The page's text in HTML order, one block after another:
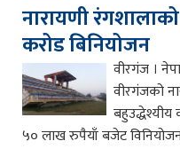
नारायणी
करोड बिनियोजन
वीरगंज ।
वीरगंजको
बहुउद्धेश्यीय
५० लाख रुपैयाँ बजेट